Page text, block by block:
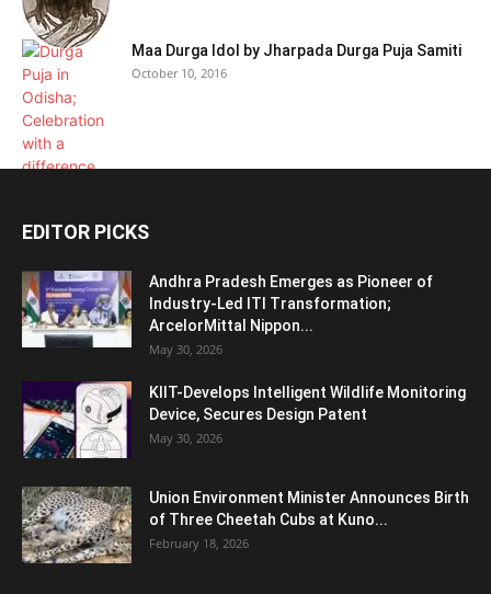
Maa Durga Idol by Jharpada Durga Puja Samiti
October 10, 2016
EDITOR PICKS
Andhra Pradesh Emerges as Pioneer of
Industry-Led ITI Transformation;
ArcelorMittal Nippon...
May 30, 2026
KIIT-Develops Intelligent Wildlife Monitoring
Device, Secures Design Patent
May 30, 2026
Union Environment Minister Announces Birth
of Three Cheetah Cubs at Kuno...
February 18, 2026